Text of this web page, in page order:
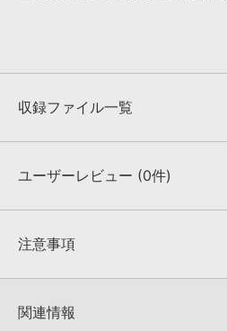
収録ファイル一覧
収録ファイル一覧
ユーザーレビュー (0件)
★★★★★
★5
★4
注意事項
KONTAKTフォーマットは、
でお使いいただけます。無償版の
関連情報